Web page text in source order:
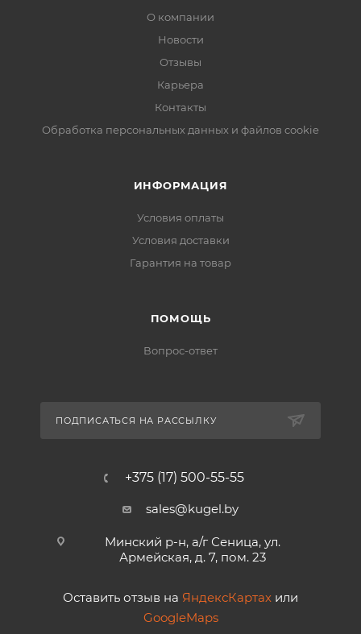
О компании
Новости
Отзывы
Карьера
Контакты
Обработка персональных данных и файлов cookie
ИНФОРМАЦИЯ
Условия оплаты
Условия доставки
Гарантия на товар
ПОМОЩЬ
Вопрос-ответ
ПОДПИСАТЬСЯ НА РАССЫЛКУ
+375 (17) 500-55-55
sales@kugel.by
Минский р-н, а/г Сеница, ул.
Армейская, д. 7, пом. 23
Оставить отзыв на ЯндексКартах или
GoogleMaps